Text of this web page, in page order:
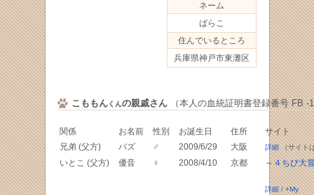
ネーム
ばらこ
住んでいるところ
兵庫県神戸市東灘区
こももんくんの親戚さん（本人の血統証明書登録番号 FB -
関係 お名前 性別 お誕生日 住所
サイト
兄弟 (父方)
バズ ♂ 2009/6/29 大阪 詳細（サイト
いとこ (父方) 優音 ♀ 2008/4/10 京都 ～４ちび大
詳細/+My